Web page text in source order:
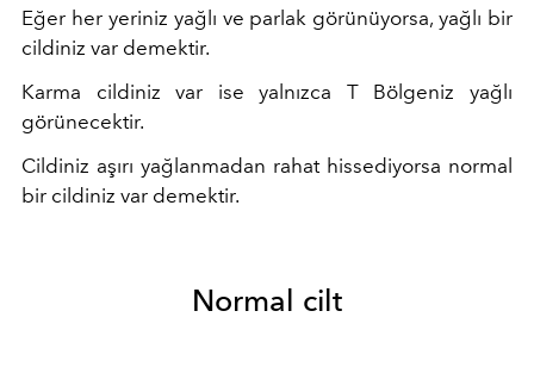
Eğer her yeriniz yağlı ve parlak görünüyorsa, yağlı bir
cildiniz var demektir.
Karma cildiniz var ise yalnızca T Bölgeniz yağlı
görünecektir.
Cildiniz aşırı yağlanmadan rahat hissediyorsa normal
bir cildiniz var demektir.
Normal cilt